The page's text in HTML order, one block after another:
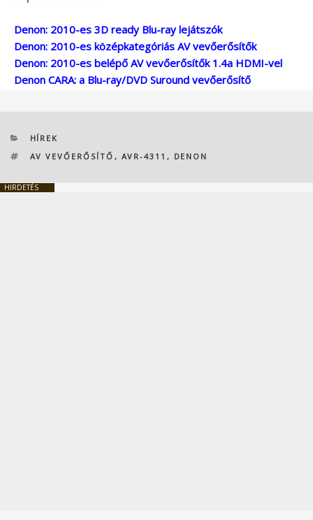
Denon: 2010-es 3D ready Blu-ray lejátszók
Denon: 2010-es középkategóriás AV vevőerősítők
Denon: 2010-es belépő AV vevőerősítők 1.4a HDMI-vel
Denon CARA: a Blu-ray/DVD Suround vevőerősítő
KATEGÓRIÁK
HÍREK
CÍMKÉK
AV VEVŐERŐSÍTŐ , AVR-4311 , DENON
HIRDETÉS